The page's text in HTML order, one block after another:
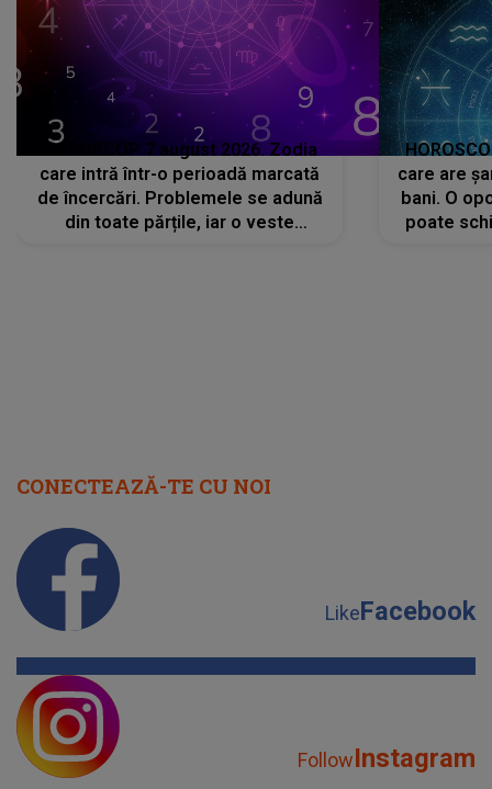
HOROSCOP 7 august 2026. Zodia
care intră într-o perioadă marcată
de încercări. Problemele se adună
din toate părțile, iar o veste
care are
bani. O
poate
CONECTEAZĂ-TE CU NOI
LikeFacebook
FollowInstagram